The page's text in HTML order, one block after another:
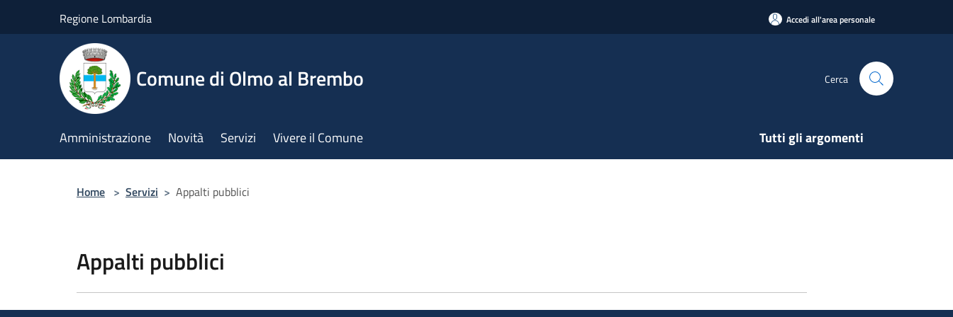
Regione Lombardia Accedi all'area personale
Comune di Olmo al Brembo Cerca
Amministrazione Novità Servizi Vivere il Comune Tutti gli argomenti
Home > Servizi > Appalti pubblici
Appalti pubblici